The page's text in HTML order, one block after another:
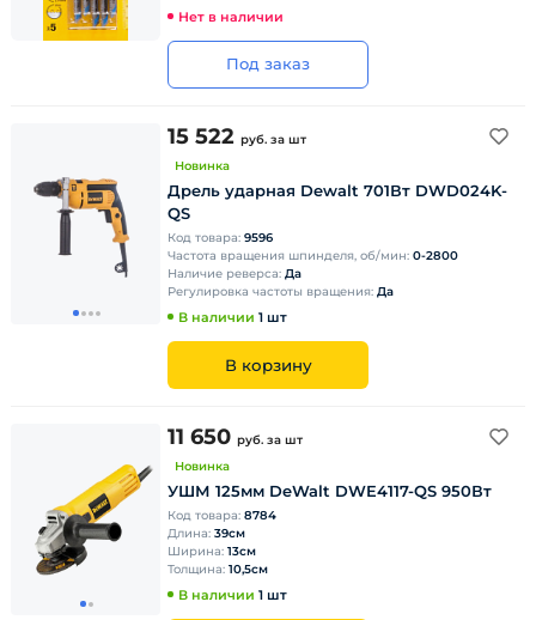
Нет в наличии
Под заказ
15 522 руб. за шт
Новинка
Дрель ударная Dewalt 701Вт DWD024K-
QS
Код товара: 9596
Частота вращения шпинделя, об/мин: 0-2800
Наличие реверса: Да
Регулировка частоты вращения: Да
В наличии 1 шт
В корзину
11 650 руб. за шт
Новинка
УШМ 125мм DeWalt DWE4117-QS 950Вт
Код товара: 8784
Длина: 39см
Ширина: 13см
Толщина: 10,5см
В наличии 1 шт